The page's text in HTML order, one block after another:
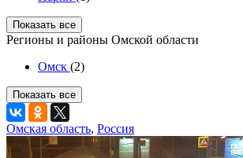
Показать все
Регионы и районы Омской области
Омск (2)
Показать все
Омская область, Россия